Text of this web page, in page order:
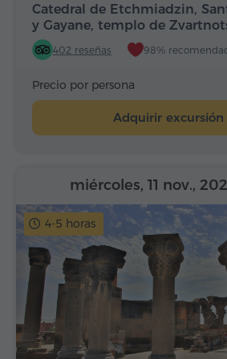
Catedral de Etchmiadzin,
y Gayane, templo de
402 reseñas 98%
Precio por persona
Adquirir excursión
4-5 horas
miércoles, 11 nov.,